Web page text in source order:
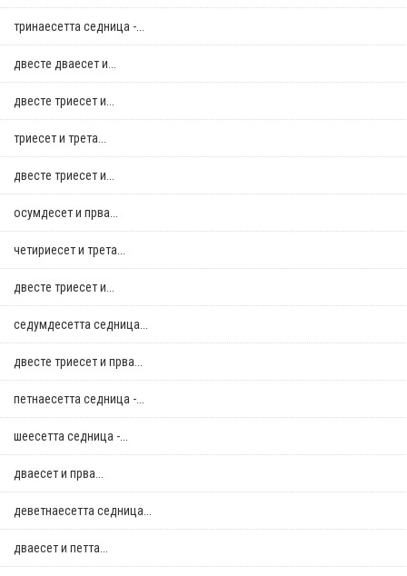
тринаесетта седница -...
двестe дваесет и...
двестe триесет и...
триесет и трета...
двестe триесет и...
осумдесет и прва...
четириесет и трета...
двестe триесет и...
седумдесетта седница...
двестe триесет и прва...
петнаесетта седница -...
шеесетта седница -...
дваесет и прва...
деветнаесетта седница...
дваесет и петта...